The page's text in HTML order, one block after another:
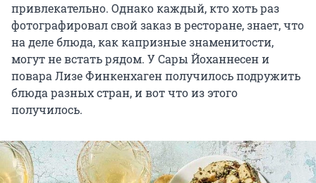
привлекательно. Однако каждый, кто хоть раз
фотографировал свой заказ в ресторане, знает, что
на деле блюда, как капризные знаменитости,
могут не встать рядом. У Сары Йоханнесен и
повара Лизе Финкенхаген получилось подружить
блюда разных стран, и вот что из этого
получилось.